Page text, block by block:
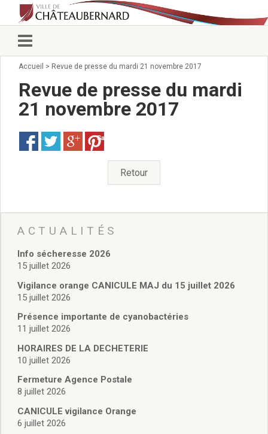
Vie municipale
Conseillers municipaux
Commissions 2026
Arrêtés du Maire
Services municipaux
Pour venir nous voir
administratives
Services Techniques
Affaires Scolaires
Vie associative
Police Municipale/règlementation
Cimetière/réglementation funéraire
Services en ligne
Licences boissons
Cadastre
Actes d’état civil
Budget de Fonctionnement
Budget d’Investissement
Accueil > Revue de presse du mardi 21 novembre 2017
Revue de presse du mardi
21 novembre 2017
Save
Retour
ACTUALITÉS
Info sécheresse 2026
15 juillet 2026
Vigilance orange CANICULE MAJ du 15 juillet 2026
15 juillet 2026
Présence importante de cyanobactéries
11 juillet 2026
HORAIRES DE LA DECHETERIE
10 juillet 2026
Fermeture Agence Postale
8 juillet 2026
CANICULE vigilance Orange
6 juillet 2026